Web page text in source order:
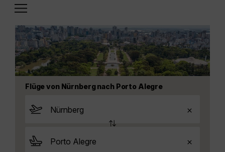
Flüge von Nürnberg nach Porto Alegre